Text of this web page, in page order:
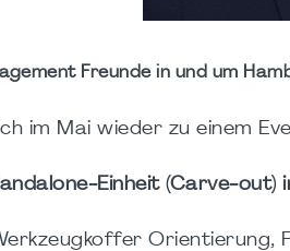
Freunde in und um
im Mai wieder zu einem
(Carve‑out)